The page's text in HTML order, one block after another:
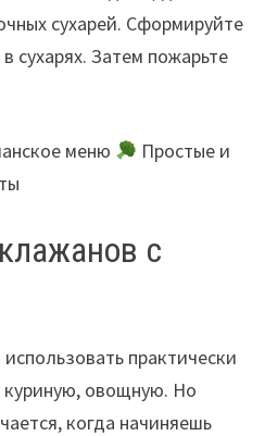
сухарей. Сформируйте
сухарях. Затем пожарьте
меню
Простые и
с
практически
овощную. Но
когда начиняешь